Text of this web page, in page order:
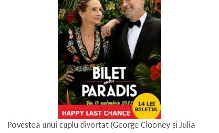
Povestea unui cuplu divorțat (George Clooney și Julia